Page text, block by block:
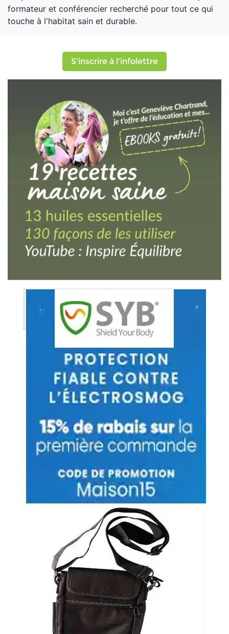
formateur et conférencier recherché pour tout ce qui
touche à l'habitat sain et durable.
S'inscrire à l'infolettre